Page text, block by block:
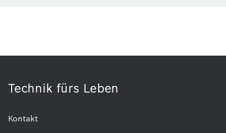
Technik fürs Leben
Kontakt